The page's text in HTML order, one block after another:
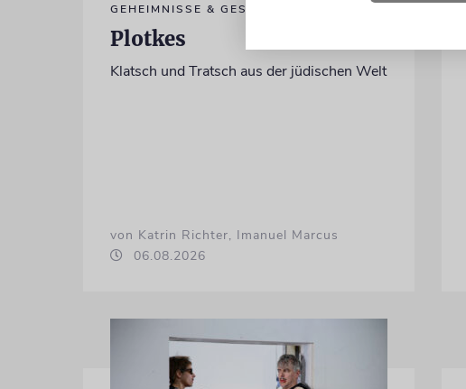
GEHEIMNISSE & GESTÄNDNISSE
Plotkes
Klatsch und Tratsch aus der jüdischen Welt
von Katrin Richter, Imanuel Marcus
06.08.2026